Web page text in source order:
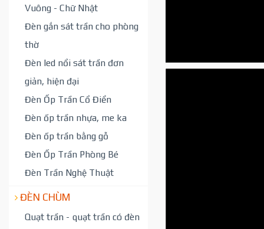
Vuông - Chữ Nhật
Đèn gắn sát trần cho phòng
thờ
Đèn led nổi sát trần đơn
giản, hiện đại
Đèn Ốp Trần Cổ Điển
Đèn ốp trần nhựa, me ka
Đèn ốp trần bằng gỗ
Đèn Ốp Trần Phòng Bé
Đèn Trần Nghệ Thuật
ĐÈN CHÙM
Quạt trần - quạt trần có đèn